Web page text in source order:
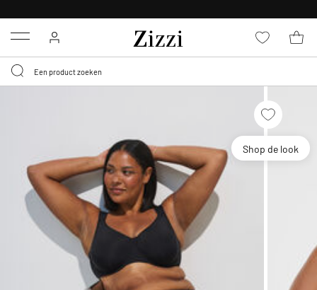
Menu
Shop de look